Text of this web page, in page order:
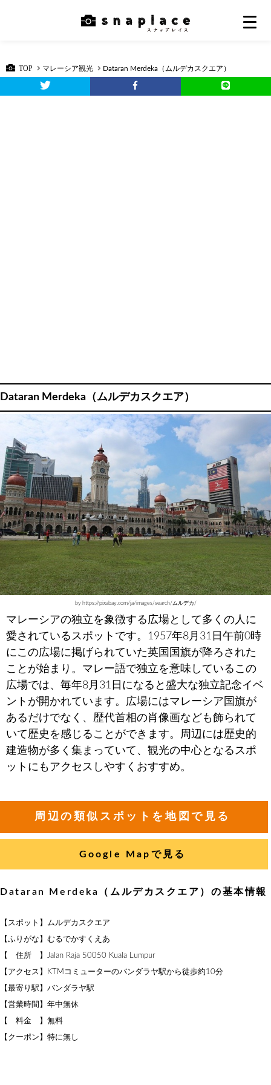
TOP マレーシア観光 Dataran Merdeka（ムルデカスクエア）
Dataran Merdeka（ムルデカスクエア）
by https://pixabay.com/ja/images/search/ムルデカ/
マレーシアの独立を象徴する広場として多くの人に
愛されているスポットです。1957年8月31日午前0時
にこの広場に掲げられていた英国国旗が降ろされた
ことが始まり。マレー語で独立を意味しているこの
広場では、毎年8月31日になると盛大な独立記念イベ
ントが開かれています。広場にはマレーシア国旗が
あるだけでなく、歴代首相の肖像画なども飾られて
いて歴史を感じることができます。周辺には歴史的
建造物が多く集まっていて、観光の中心となるスポ
ットにもアクセスしやすくおすすめ。
周辺の類似スポットを地図で見る
Google Mapで見る
Dataran Merdeka（ムルデカスクエア）の基本情報
【スポット】ムルデカスクエア
【ふりがな】むるでかすくえあ
【 住所 】Jalan Raja 50050 Kuala Lumpur
【アクセス】KTMコミューターのバンダラヤ駅から徒歩約10分
【最寄り駅】バンダラヤ駅
【営業時間】年中無休
【 料金 】無料
【クーポン】特に無し